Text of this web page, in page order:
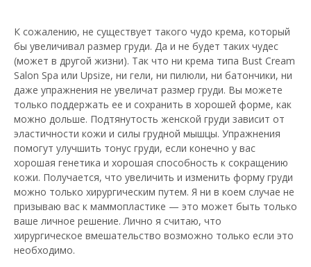
К сожалению, не существует такого чудо крема, который
бы увеличивал размер груди. Да и не будет таких чудес
(может в другой жизни). Так что ни крема типа Bust Cream
Salon Spa или Upsize, ни гели, ни пилюли, ни батончики, ни
даже упражнения не увеличат размер груди. Вы можете
только поддержать ее и сохранить в хорошей форме, как
можно дольше. Подтянутость женской груди зависит от
эластичности кожи и силы грудной мышцы. Упражнения
помогут улучшить тонус груди, если конечно у вас
хорошая генетика и хорошая способность к сокращению
кожи. Получается, что увеличить и изменить форму груди
можно только хирургическим путем. Я ни в коем случае не
призываю вас к маммопластике — это может быть только
ваше личное решение. Лично я считаю, что
хирургическое вмешательство возможно только если это
необходимо.